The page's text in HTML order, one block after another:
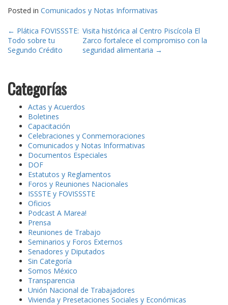
Posted in Comunicados y Notas Informativas
Post
navigation
← Plática FOVISSSTE:
Todo sobre tu
Segundo Crédito
Visita histórica al Centro Piscícola El
Zarco fortalece el compromiso con la
seguridad alimentaria →
Categorías
Actas y Acuerdos
Boletines
Capacitación
Celebraciones y Conmemoraciones
Comunicados y Notas Informativas
Documentos Especiales
DOF
Estatutos y Reglamentos
Foros y Reuniones Nacionales
ISSSTE y FOVISSSTE
Oficios
Podcast A Marea!
Prensa
Reuniones de Trabajo
Seminarios y Foros Externos
Senadores y Diputados
Sin Categoría
Somos México
Transparencia
Unión Nacional de Trabajadores
Vivienda y Presetaciones Sociales y Económicas